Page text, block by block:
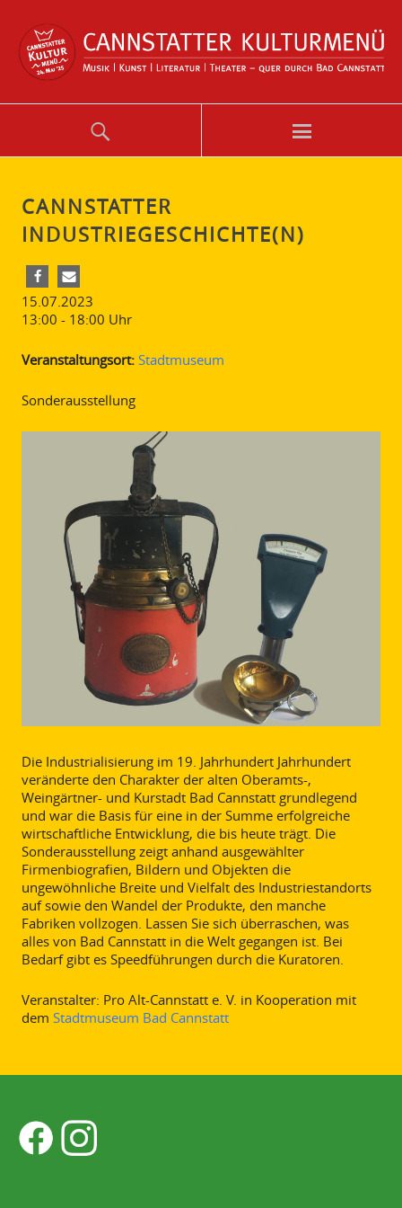
CANNSTATTER
INDUSTRIEGESCHICHTE(N)
15.07.2023
13:00 - 18:00 Uhr
Veranstaltungsort: Stadtmuseum
Sonderausstellung
Die Industrialisierung im 19. Jahrhundert Jahrhundert
veränderte den Charakter der alten Oberamts-,
Weingärtner- und Kurstadt Bad Cannstatt grundlegend
und war die Basis für eine in der Summe erfolgreiche
wirtschaftliche Entwicklung, die bis heute trägt. Die
Sonderausstellung zeigt anhand ausgewählter
Firmenbiografien, Bildern und Objekten die
ungewöhnliche Breite und Vielfalt des Industriestandorts
auf sowie den Wandel der Produkte, den manche
Fabriken vollzogen. Lassen Sie sich überraschen, was
alles von Bad Cannstatt in die Welt gegangen ist. Bei
Bedarf gibt es Speedführungen durch die Kuratoren.
Veranstalter: Pro Alt-Cannstatt e. V. in Kooperation mit
demStadtmuseum Bad Cannstatt